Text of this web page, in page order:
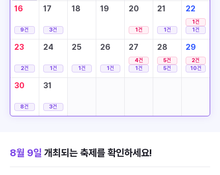
16
9건
17
3건
18 19 20
1건
21
1건
22
1건
1건
23
2건
24
1건
25
1건
26
1건
27
4건
1건
28
5건
5건
29
2건
10건
30
8건
31
3건
8월 9일 개최되는 축제를 확인하세요!